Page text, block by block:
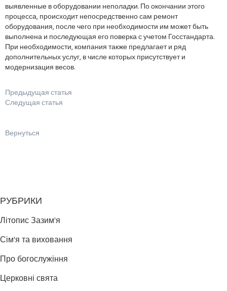
выявленные в оборудовании неполадки. По окончании этого
процесса, происходит непосредственно сам ремонт
оборудования, после чего при необходимости им может быть
выполнена и последующая его поверка с учетом Госстандарта.
При необходимости, компания также предлагает и ряд
дополнительных услуг, в числе которых присутствует и
модернизация весов.
Предыдущая статья
Следущая статья
Вернуться
РУБРИКИ
Літопис Зазим'я
Сім'я та виховання
Про богослужіння
Церковні свята